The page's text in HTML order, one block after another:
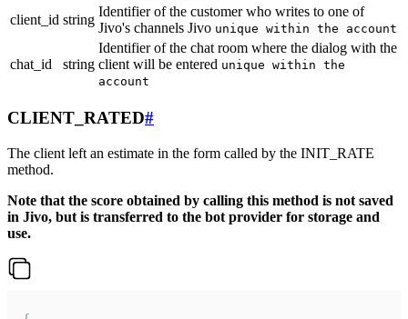
client_id string
Identifier of the customer who writes to one of
Jivo's channels Jivo unique within the account
chat_id string
Identifier of the chat room where the dialog with the
client will be entered unique within the
account
CLIENT_RATED#
The client left an estimate in the form called by the INIT_RATE
method.
Note that the score obtained by calling this method is not saved
in Jivo, but is transferred to the bot provider for storage and
use.